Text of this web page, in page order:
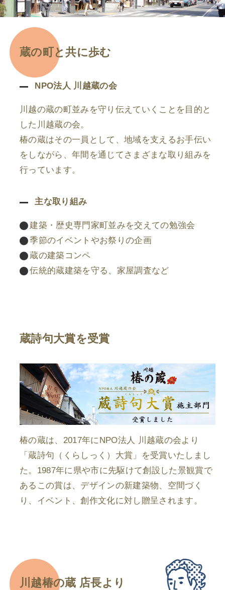
蔵の町と共に歩む
NPO法人 川越蔵の会
川越の蔵の町並みを守り伝えていくことを目的と
した川越蔵の会。
椿の蔵はその一員として、地域を支えるお手伝い
をしながら、年間を通じてさまざまな取り組みを
行っています。
主な取り組み
建築・歴史専門家町並みを交えての勉強会
季節のイベントやお祭りの企画
蔵の建築コンペ
伝統的蔵建築を守る、家屋調査など
蔵詩句大賞を受賞
椿の蔵は、2017年にNPO法人 川越蔵の会より
「蔵詩句（くらしっく）大賞」を受賞いたしまし
た。1987年に県や市に先駆けて創設した景観賞で
あるこの賞は、デザインの新建築物、空間づく
り、イベント、創作文化に対し贈呈されます。
川越椿の蔵 店長より